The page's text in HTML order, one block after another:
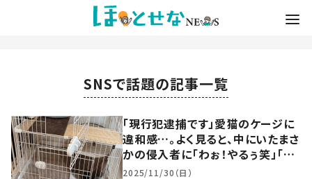
SNSで話題の記事一覧
「現行犯逮捕です」愛猫のケージに
違和感…。よく見ると、中にいたまさ
かの侵入者に「わぉ！やるぅ笑」「や
めてください！」
2025/11/30（日）